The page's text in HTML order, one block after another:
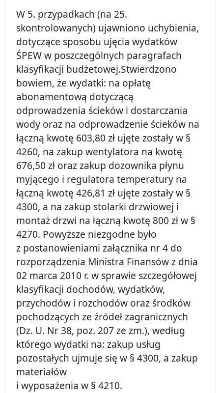
W 5. przypadkach (na 25.
skontrolowanych) ujawniono uchybienia,
dotyczące sposobu ujęcia wydatków
ŚPEW w poszczególnych paragrafach
klasyfikacji budżetowej.Stwierdzono
bowiem, że wydatki: na opłatę
abonamentową dotyczącą
odprowadzenia ścieków i dostarczania
wody oraz na odprowadzenie ścieków na
łączną kwotę 603,80 zł ujęte zostały w §
4260, na zakup wentylatora na kwotę
676,50 zł oraz zakup dozownika płynu
myjącego i regulatora temperatury na
łączną kwotę 426,81 zł ujęte zostały w §
4300, a na zakup stolarki drzwiowej i
montaż drzwi na łączną kwotę 800 zł w §
4270. Powyższe niezgodne było
z postanowieniami załącznika nr 4 do
rozporządzenia Ministra Finansów z dnia
02 marca 2010 r. w sprawie szczegółowej
klasyfikacji dochodów, wydatków,
przychodów i rozchodów oraz środków
pochodzących ze źródeł zagranicznych
(Dz. U. Nr 38, poz. 207 ze zm.), według
którego wydatki na: zakup usług
pozostałych ujmuje się w § 4300, a zakup
materiałów
i wyposażenia w § 4210.